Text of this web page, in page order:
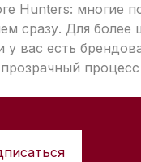
Hunters: многие
сразу. Для
вас есть